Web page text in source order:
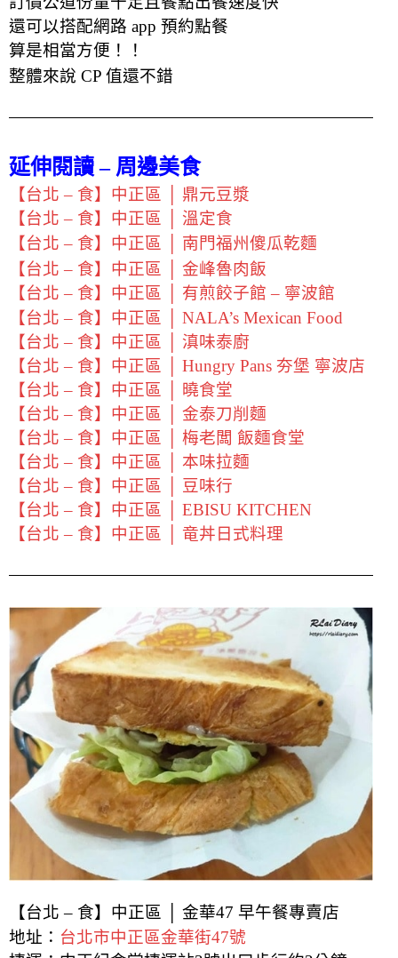
還可以搭配網路 app 預約點餐
算是相當方便！
！
整體來說 CP 值還不錯
延伸閱讀 – 周邊美食
【台北 – 食】中正區 │ 鼎元豆漿
【台北 – 食】中正區 │ 溫定食
【台北 – 食】中正區 │ 南門福州傻瓜乾麵
【台北 – 食】中正區 │ 金峰魯肉飯
【台北 – 食】中正區 │ 有煎餃子館 – 寧波館
【台北 – 食】中正區 │ NALA’s Mexican Food
【台北 – 食】中正區 │ 滇味泰廚
【台北 – 食】中正區 │ Hungry Pans 夯堡 寧波店
【台北 – 食】中正區 │ 曉食堂
【台北 – 食】中正區 │ 金泰刀削麵
【台北 – 食】中正區 │ 梅老闆 飯麵食堂
【台北 – 食】中正區 │ 本味拉麵
【台北 – 食】中正區 │ 豆味行
【台北 – 食】中正區 │ EBISU KITCHEN
【台北 – 食】中正區 │ 竜丼日式料理
【台北 – 食】中正區 │ 金華47 早午餐專賣店
地址： 台北市中正區金華街47號